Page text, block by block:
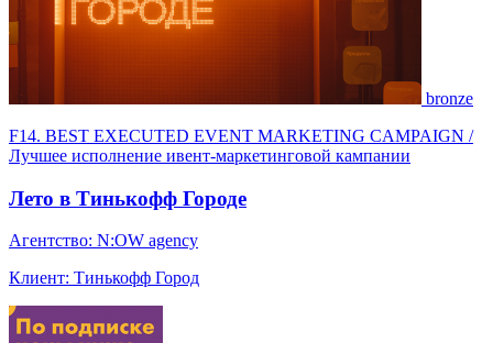
bronze
F14. BEST EXECUTED EVENT MARKETING CAMPAIGN /
Лучшее исполнение ивент-маркетинговой кампании
Лето в Тинькофф Городе
Агентство: N:OW agency
Клиент: Тинькофф Город